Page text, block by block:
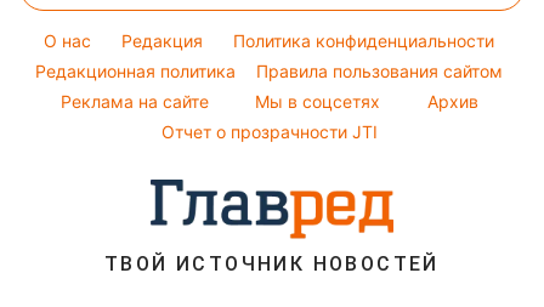
Новости Сум
Новости Черкассы
Новости Ровно
Виталий Козловский
Потап
София Ротару
Ольга Сумская
Красивый маникюр
Народные приметы
Все о шоу-бизнесе
Простые блюда
Легкие десерты
Напитки
Праздничное меню
O нас Редакция
Политика конфиденциальности
Редакционная политика
Правила пользования сайтом
Реклама на сайте
Мы в соцсетях
Архив
Отчет о прозрачности JTI
ТВОЙ ИСТОЧНИК НОВОСТЕЙ